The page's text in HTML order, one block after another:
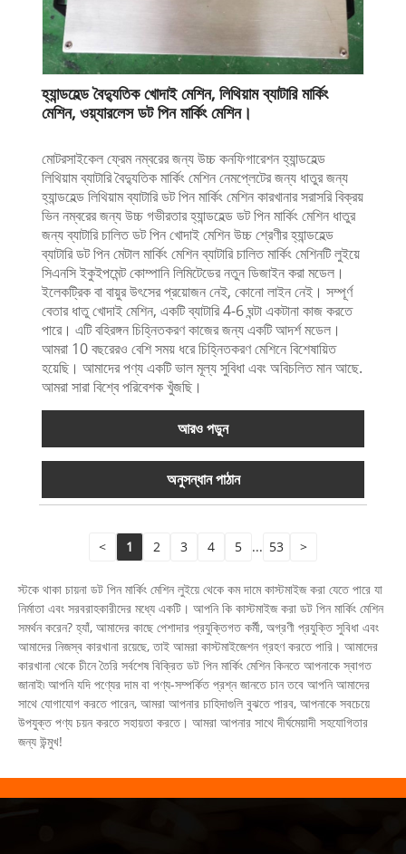
হ্যান্ডহেল্ড বৈদ্যুতিক খোদাই মেশিন, লিথিয়াম ব্যাটারি মার্কিং
মেশিন, ওয়্যারলেস ডট পিন মার্কিং মেশিন।
মোটরসাইকেল ফ্রেম নম্বরের জন্য উচ্চ কনফিগারেশন হ্যান্ডহেল্ড
লিথিয়াম ব্যাটারি বৈদ্যুতিক মার্কিং মেশিন নেমপ্লেটের জন্য ধাতুর জন্য
হ্যান্ডহেল্ড লিথিয়াম ব্যাটারি ডট পিন মার্কিং মেশিন কারখানার সরাসরি বিক্রয়
ভিন নম্বরের জন্য উচ্চ গভীরতার হ্যান্ডহেল্ড ডট পিন মার্কিং মেশিন ধাতুর
জন্য ব্যাটারি চালিত ডট পিন খোদাই মেশিন উচ্চ শ্রেণীর হ্যান্ডহেল্ড
ব্যাটারি ডট পিন মেটাল মার্কিং মেশিন ব্যাটারি চালিত মার্কিং মেশিনটি লুইয়ে
সিএনসি ইকুইপমেন্ট কোম্পানি লিমিটেডের নতুন ডিজাইন করা মডেল।
ইলেকট্রিক বা বায়ুর উৎসের প্রয়োজন নেই, কোনো লাইন নেই। সম্পূর্ণ
বেতার ধাতু খোদাই মেশিন, একটি ব্যাটারি 4-6 ঘন্টা একটানা কাজ করতে
পারে। এটি বহিরঙ্গন চিহ্নিতকরণ কাজের জন্য একটি আদর্শ মডেল।
আমরা 10 বছরেরও বেশি সময় ধরে চিহ্নিতকরণ মেশিনে বিশেষায়িত
হয়েছি। আমাদের পণ্য একটি ভাল মূল্য সুবিধা এবং অবিচলিত মান আছে.
আমরা সারা বিশ্বে পরিবেশক খুঁজছি।
আরও পড়ুন
অনুসন্ধান পাঠান
< 1 2 3 4 5 ... 53 >
স্টকে থাকা চায়না ডট পিন মার্কিং মেশিন লুইয়ে থেকে কম দামে কাস্টমাইজ করা যেতে পারে যা
নির্মাতা এবং সরবরাহকারীদের মধ্যে একটি। আপনি কি কাস্টমাইজ করা ডট পিন মার্কিং মেশিন
সমর্থন করেন? হ্যাঁ, আমাদের কাছে পেশাদার প্রযুক্তিগত কর্মী, অগ্রণী প্রযুক্তি সুবিধা এবং
আমাদের নিজস্ব কারখানা রয়েছে, তাই আমরা কাস্টমাইজেশন গ্রহণ করতে পারি। আমাদের
কারখানা থেকে চীনে তৈরি সর্বশেষ বিক্রিত ডট পিন মার্কিং মেশিন কিনতে আপনাকে স্বাগত
জানাই৷ আপনি যদি পণ্যের দাম বা পণ্য-সম্পর্কিত প্রশ্ন জানতে চান তবে আপনি আমাদের
সাথে যোগাযোগ করতে পারেন, আমরা আপনার চাহিদাগুলি বুঝতে পারব, আপনাকে সবচেয়ে
উপযুক্ত পণ্য চয়ন করতে সহায়তা করতে। আমরা আপনার সাথে দীর্ঘমেয়াদী সহযোগিতার
জন্য উন্মুখ!